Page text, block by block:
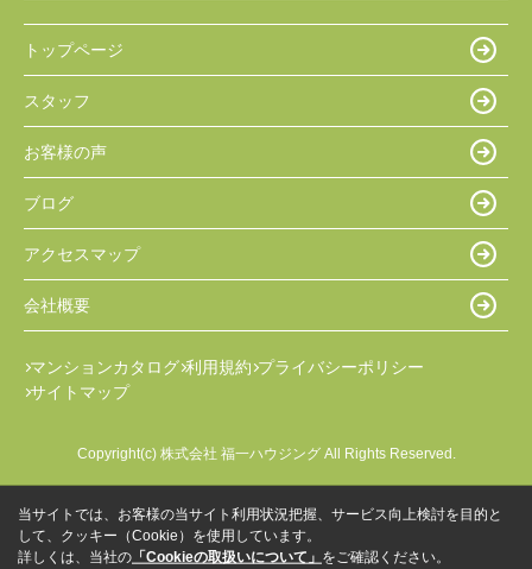
トップページ
スタッフ
お客様の声
ブログ
アクセスマップ
会社概要
マンションカタログ 利用規約 プライバシーポリシー
サイトマップ
Copyright(c) 株式会社 福一ハウジング All Rights Reserved.
当サイトでは、お客様の当サイト利用状況把握、サービス向上検討を目的と
して、クッキー（Cookie）を使用しています。
詳しくは、当社の 「Cookieの取扱いについて」 をご確認ください。